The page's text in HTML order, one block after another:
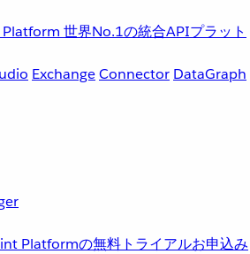
世界No.1の統合APIプラット
ExchangeConnector DataGraph
Platformの無料トライアルお申込み